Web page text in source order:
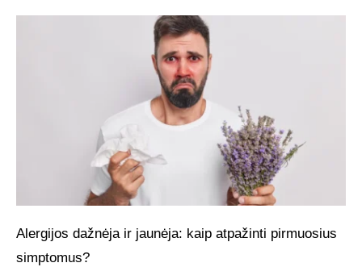
Alergijos dažnėja ir jaunėja: kaip atpažinti pirmuosius
simptomus?